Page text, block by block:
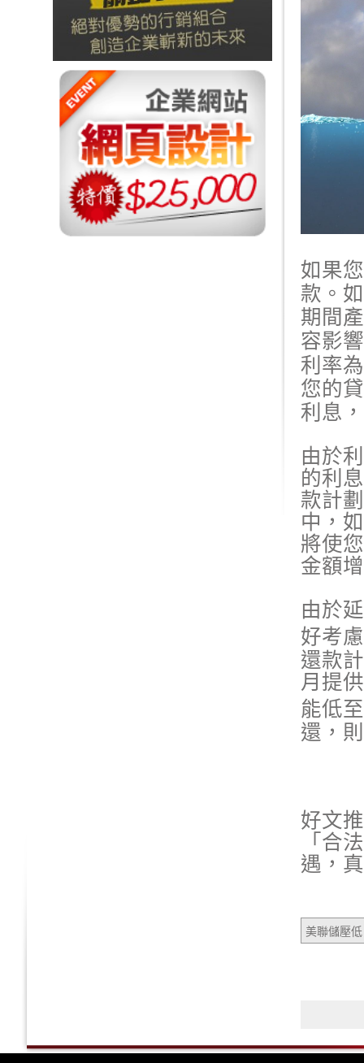
如果
款。
期間
容影
利率
您的
利息
由於
的利
款計
中，
將使
金額
由於
好考
還款
月提
能低
還，
好文
「合
遇，
美聯儲壓